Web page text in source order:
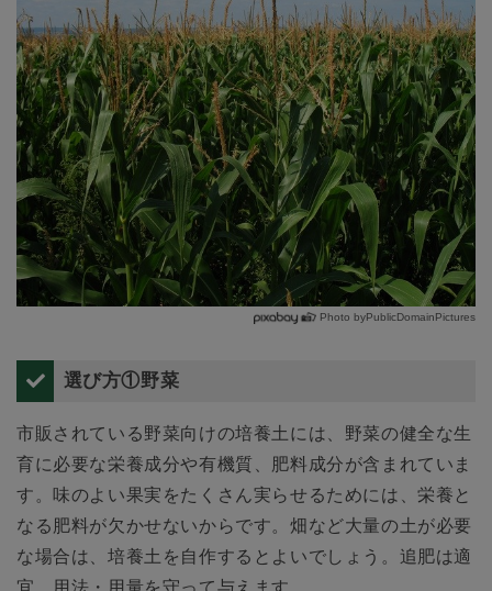
Photo byPublicDomainPictures
選び方①野菜
市販されている野菜向けの培養土には、野菜の健全な生
育に必要な栄養成分や有機質、肥料成分が含まれていま
す。味のよい果実をたくさん実らせるためには、栄養と
なる肥料が欠かせないからです。畑など大量の土が必要
な場合は、培養土を自作するとよいでしょう。追肥は適
宜、用法・用量を守って与えます。